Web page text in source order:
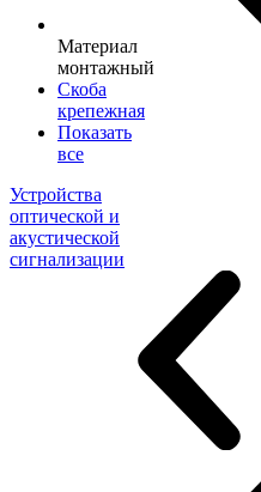
Материал
монтажный
Скоба
крепежная
Показать
все
Устройства
оптической и
акустической
сигнализации